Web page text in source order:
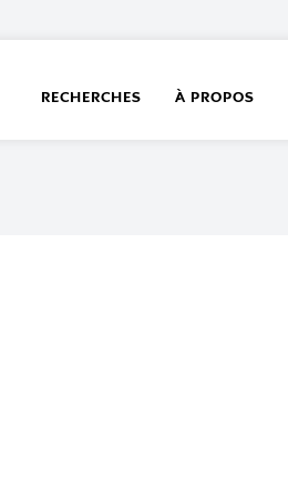
RECHERCHES À PROPOS